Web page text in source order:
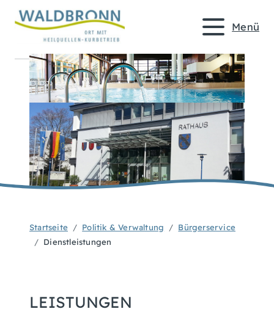
Menü
Startseite Politik & Verwaltung
Bürgerservice
Dienstleistungen
LEISTUNGEN